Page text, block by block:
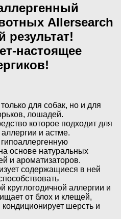
Allersearch
настоящее
для собак, но и для
лошадей.
которое подходит для
и астме.
основе натуральных
и ароматизаторов.
содержащиеся в ней
круглогодичной аллергии и
от блох и клещей,
шерсть и